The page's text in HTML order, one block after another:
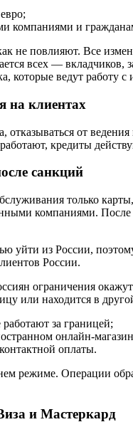
компаниями и
повлияют. Все
всех — вкладчиков,
которые ведут работу
на клиентах
отказываться от
кредиты
санкций
только
компаниями.
уйти из России,
России.
ограничения
или находится в
за границей;
онлайн-
оплаты.
режиме. Операции
и Мастеркард